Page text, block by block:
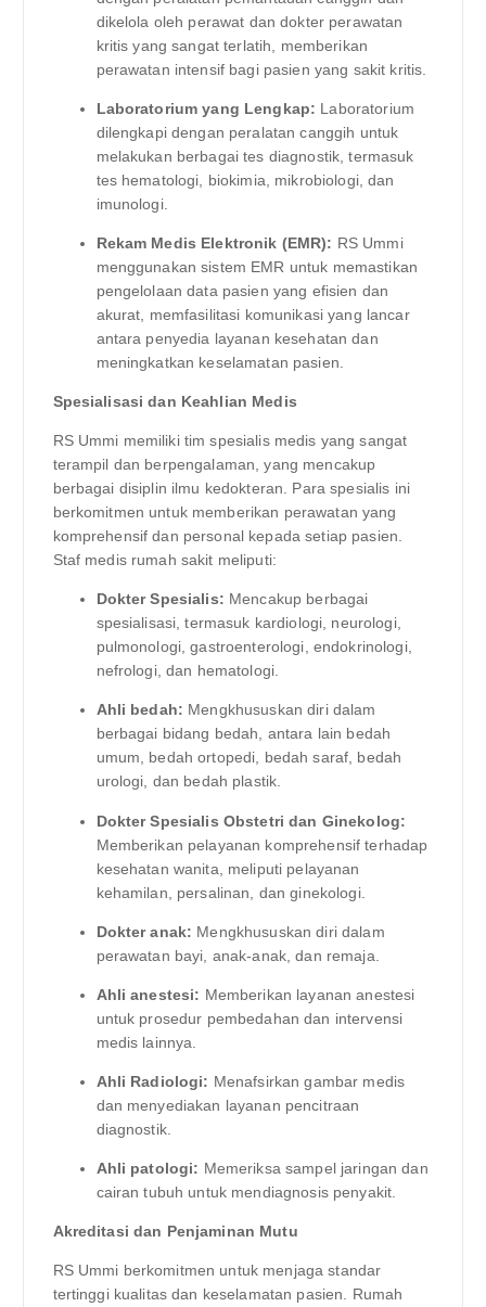
dikelola oleh perawat dan dokter perawatan
kritis yang sangat terlatih, memberikan
perawatan intensif bagi pasien yang sakit kritis.
Laboratorium yang Lengkap: Laboratorium
dilengkapi dengan peralatan canggih untuk
melakukan berbagai tes diagnostik, termasuk
tes hematologi, biokimia, mikrobiologi, dan
imunologi.
Rekam Medis Elektronik (EMR): RS Ummi
menggunakan sistem EMR untuk memastikan
pengelolaan data pasien yang efisien dan
akurat, memfasilitasi komunikasi yang lancar
antara penyedia layanan kesehatan dan
meningkatkan keselamatan pasien.
Spesialisasi dan Keahlian Medis
RS Ummi memiliki tim spesialis medis yang sangat
terampil dan berpengalaman, yang mencakup
berbagai disiplin ilmu kedokteran. Para spesialis ini
berkomitmen untuk memberikan perawatan yang
komprehensif dan personal kepada setiap pasien.
Staf medis rumah sakit meliputi:
Dokter Spesialis: Mencakup berbagai
spesialisasi, termasuk kardiologi, neurologi,
pulmonologi, gastroenterologi, endokrinologi,
nefrologi, dan hematologi.
Ahli bedah: Mengkhususkan diri dalam
berbagai bidang bedah, antara lain bedah
umum, bedah ortopedi, bedah saraf, bedah
urologi, dan bedah plastik.
Dokter Spesialis Obstetri dan Ginekolog:
Memberikan pelayanan komprehensif terhadap
kesehatan wanita, meliputi pelayanan
kehamilan, persalinan, dan ginekologi.
Dokter anak: Mengkhususkan diri dalam
perawatan bayi, anak-anak, dan remaja.
Ahli anestesi: Memberikan layanan anestesi
untuk prosedur pembedahan dan intervensi
medis lainnya.
Ahli Radiologi: Menafsirkan gambar medis
dan menyediakan layanan pencitraan
diagnostik.
Ahli patologi: Memeriksa sampel jaringan dan
cairan tubuh untuk mendiagnosis penyakit.
Akreditasi dan Penjaminan Mutu
RS Ummi berkomitmen untuk menjaga standar
tertinggi kualitas dan keselamatan pasien. Rumah